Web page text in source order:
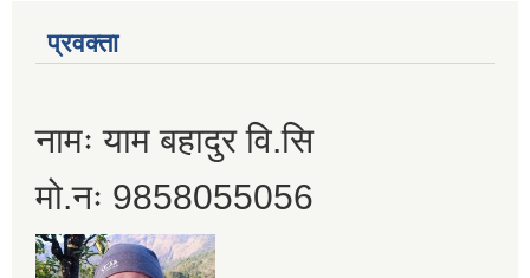
प्रवक्ता
नामः याम बहादुर वि.सि
मो.नः 9858055056